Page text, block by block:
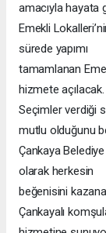
amacıyla hayata
Emekli
sürede yapımı
tamamlanan
hizmete açılacak.
Seçimler verdiği
mutlu olduğunu
Çankaya
olarak herkesin
beğenisini
Çankayalı